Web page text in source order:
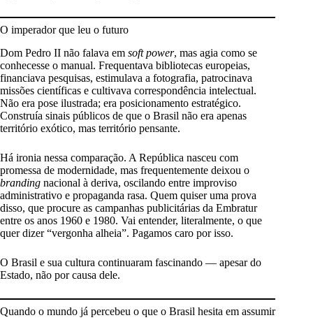
O imperador que leu o futuro
Dom Pedro II não falava em soft power, mas agia como se
conhecesse o manual. Frequentava bibliotecas europeias,
financiava pesquisas, estimulava a fotografia, patrocinava
missões científicas e cultivava correspondência intelectual.
Não era pose ilustrada; era posicionamento estratégico.
Construía sinais públicos de que o Brasil não era apenas
território exótico, mas território pensante.
Há ironia nessa comparação. A República nasceu com
promessa de modernidade, mas frequentemente deixou o
branding nacional à deriva, oscilando entre improviso
administrativo e propaganda rasa. Quem quiser uma prova
disso, que procure as campanhas publicitárias da Embratur
entre os anos 1960 e 1980. Vai entender, literalmente, o que
quer dizer “vergonha alheia”. Pagamos caro por isso.
O Brasil e sua cultura continuaram fascinando — apesar do
Estado, não por causa dele.
Quando o mundo já percebeu o que o Brasil hesita em assumir